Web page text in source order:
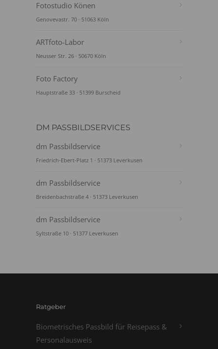
Fotostudio Könen
Genovevastr. 70 · 51063 Köln
ARTfoto-Labor
Neusser Str. 26 · 50670 Köln
Foto Factory
Hauptstraße 33 · 51399 Burscheid
DM PASSBILDSERVICES
dm Passbildservice
Friedrich-Ebert-Platz 1 · 51373 Leverkusen
dm Passbildservice
Breidenbachstraße 4 · 51373 Leverkusen
dm Passbildservice
Syltstraße 10 · 51377 Leverkusen
Ratgeber
Biometrisches Passbild für Reisepass &
Personalausweis